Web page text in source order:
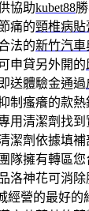
協助kubet88
痛的頸椎病貼
法的新竹汽車
申貸另外開的
送體驗金通過
制瘙癢的款熱
用清潔劑找到
潔劑依據填
隊擁有轉區
洛神花可消
經營的最好的